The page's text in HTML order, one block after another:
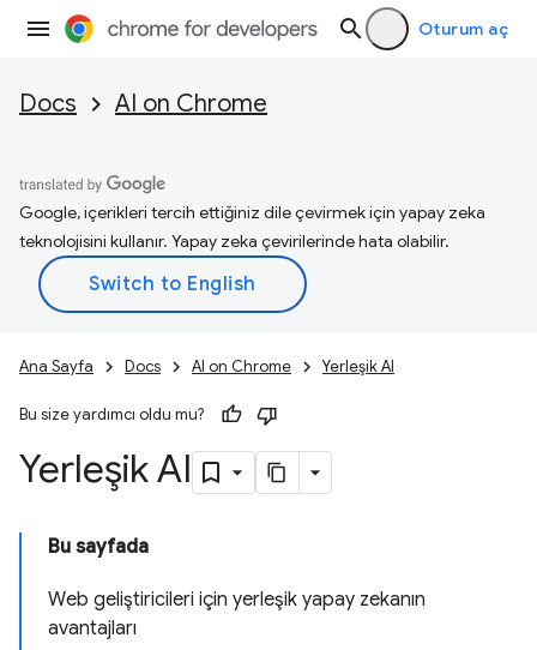
Oturum aç
Docs AI on Chrome
Google, içerikleri tercih ettiğiniz dile çevirmek için yapay zeka
teknolojisini kullanır. Yapay zeka çevirilerinde hata olabilir.
Ana Sayfa Docs AI on Chrome Yerleşik AI
Bu size yardımcı oldu mu?
Yerleşik AI
Bu sayfada
Web geliştiricileri için yerleşik yapay zekanın
avantajları